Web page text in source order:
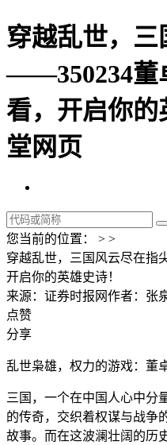
穿越乱世，
——350234董
看，开启你
堂网页
您当前的位置： > >
穿越乱世，三国风云尽在指
开启你的英雄史诗！
来源：证券时报网作者：张
点赞
分享
乱世枭雄，权力的游戏：董
三国，一个在中国人心中分
的传奇，交织着权谋与战争
故事。而在这波澜壮阔的历